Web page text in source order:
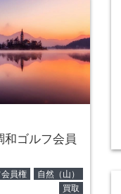
和ゴルフ会員
員権
自然（山）
買取